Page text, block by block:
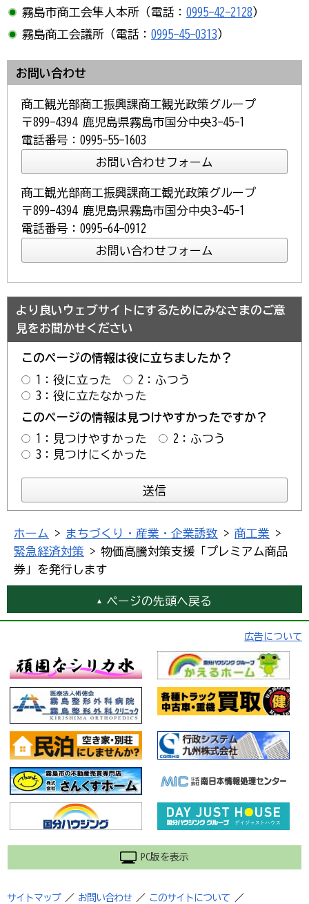
霧島市商工会隼人本所（電話： 0995-42-2128 ）
霧島商工会議所（電話： 0995-45-0313 ）
お問い合わせ
商工観光部商工振興課商工観光政策グループ
〒899-4394 鹿児島県霧島市国分中央3-45-1
電話番号：0995-55-1603
商工観光部商工振興課商工観光政策グループ
〒899-4394 鹿児島県霧島市国分中央3-45-1
電話番号：0995-64-0912
より良いウェブサイトにするためにみなさまのご意
見をお聞かせください
このページの情報は役に立ちましたか？
1：役に立った
2：ふつう
3：役に立たなかった
このページの情報は見つけやすかったですか？
1：見つけやすかった
2：ふつう
3：見つけにくかった
ホーム > まちづくり・産業・企業誘致 > 商工業 >
緊急経済対策 > 物価高騰対策支援「プレミアム商品
券」を発行します
ページの先頭へ戻る
広告について
PC版を表示
サイトマップ ／ お問い合わせ ／ このサイトについて ／